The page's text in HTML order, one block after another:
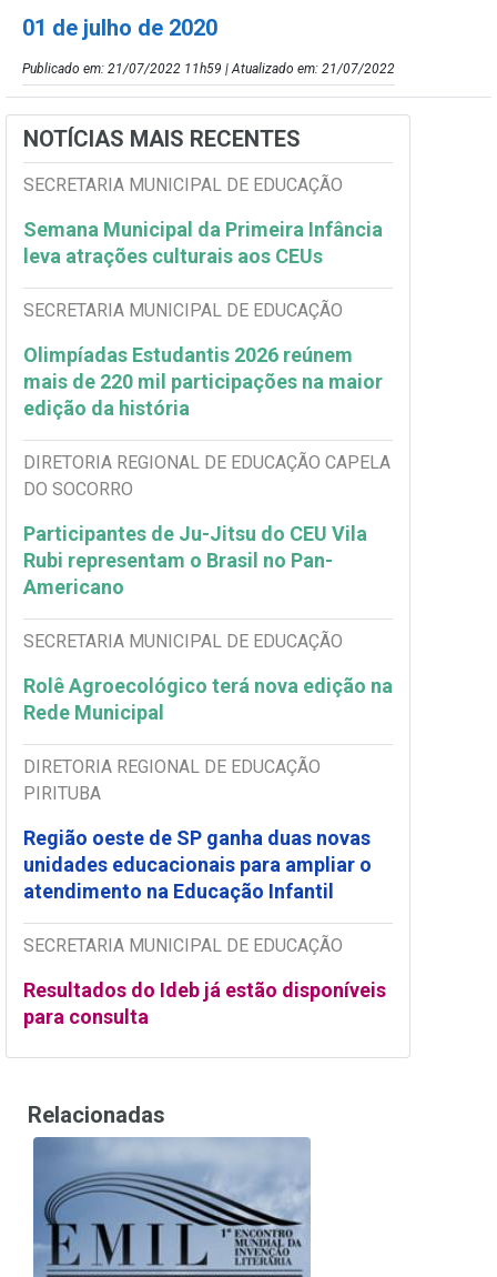
01 de julho de 2020
Publicado em: 21/07/2022 11h59 | Atualizado em: 21/07/2022
NOTÍCIAS MAIS RECENTES
SECRETARIA MUNICIPAL DE EDUCAÇÃO
Semana Municipal da Primeira Infância
leva atrações culturais aos CEUs
SECRETARIA MUNICIPAL DE EDUCAÇÃO
Olimpíadas Estudantis 2026 reúnem
mais de 220 mil participações na maior
edição da história
DIRETORIA REGIONAL DE EDUCAÇÃO CAPELA
DO SOCORRO
Participantes de Ju-Jitsu do CEU Vila
Rubi representam o Brasil no Pan-
Americano
SECRETARIA MUNICIPAL DE EDUCAÇÃO
Rolê Agroecológico terá nova edição na
Rede Municipal
DIRETORIA REGIONAL DE EDUCAÇÃO
PIRITUBA
Região oeste de SP ganha duas novas
unidades educacionais para ampliar o
atendimento na Educação Infantil
SECRETARIA MUNICIPAL DE EDUCAÇÃO
Resultados do Ideb já estão disponíveis
para consulta
Relacionadas